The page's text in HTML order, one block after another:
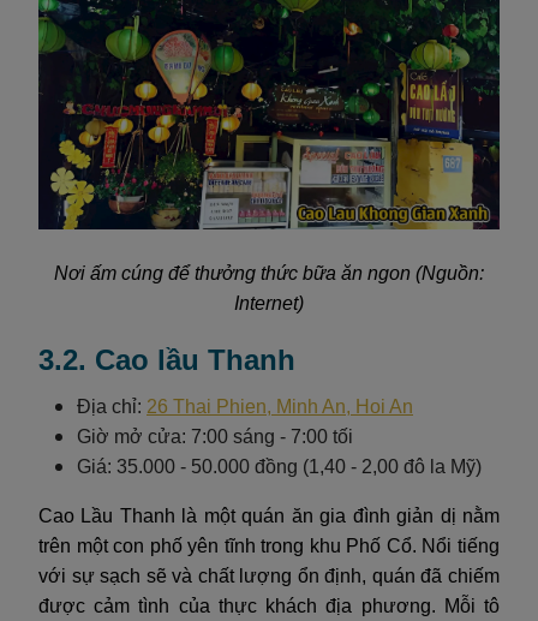
Nơi ấm cúng để thưởng thức bữa ăn ngon (Nguồn:
Internet)
3.2. Cao lầu Thanh
Địa chỉ: 26 Thai Phien, Minh An, Hoi An
Giờ mở cửa: 7:00 sáng - 7:00 tối
Giá: 35.000 - 50.000 đồng (1,40 - 2,00 đô la Mỹ)
Cao Lầu Thanh là một quán ăn gia đình giản dị nằm
trên một con phố yên tĩnh trong khu Phố Cổ. Nổi tiếng
với sự sạch sẽ và chất lượng ổn định, quán đã chiếm
được cảm tình của thực khách địa phương. Mỗi tô